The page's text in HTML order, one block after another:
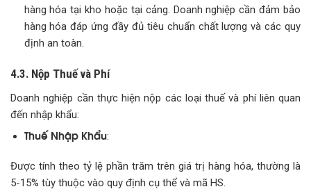
hàng hóa tại kho hoặc tại cảng. Doanh nghiệp cần đảm bảo
hàng hóa đáp ứng đầy đủ tiêu chuẩn chất lượng và các quy
định an toàn.
4.3. Nộp Thuế và Phí
Doanh nghiệp cần thực hiện nộp các loại thuế và phí liên quan
đến nhập khẩu:
Thuế Nhập Khẩu:
Được tính theo tỷ lệ phần trăm trên giá trị hàng hóa, thường là
5-15% tùy thuộc vào quy định cụ thể và mã HS.